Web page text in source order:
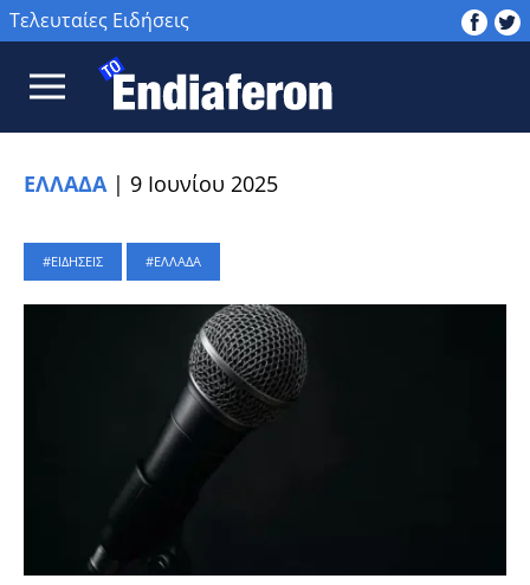
Τελευταίες Ειδήσεις
ΕΛΛΑΔΑ | 9 Ιουνίου 2025
ΕΙΔΗΣΕΙΣ ΕΛΛΑΔΑ